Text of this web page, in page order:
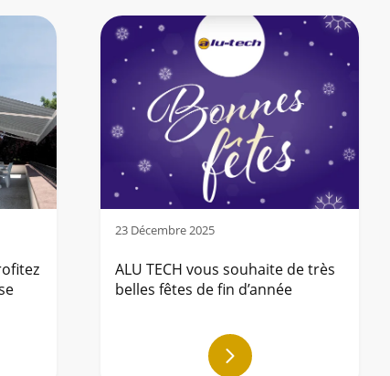
23 Décembre 2025
ALU TECH vous souhaite de très
belles fêtes de fin d’année
En